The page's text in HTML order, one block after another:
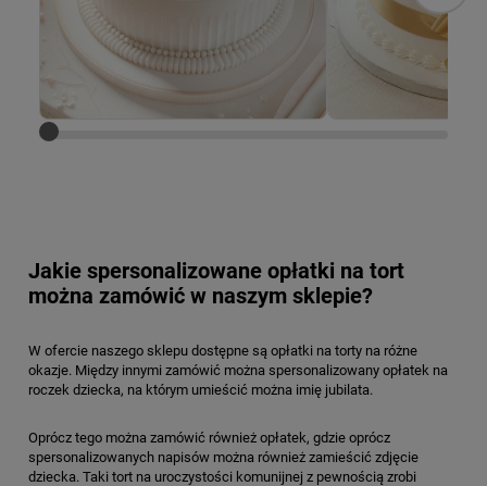
Jakie spersonalizowane opłatki na tort
można zamówić w naszym sklepie?
W ofercie naszego sklepu dostępne są opłatki na torty na różne
okazje. Między innymi zamówić można spersonalizowany opłatek na
roczek dziecka, na którym umieścić można imię jubilata.
Oprócz tego można zamówić również opłatek, gdzie oprócz
spersonalizowanych napisów można również zamieścić zdjęcie
dziecka. Taki tort na uroczystości komunijnej z pewnością zrobi